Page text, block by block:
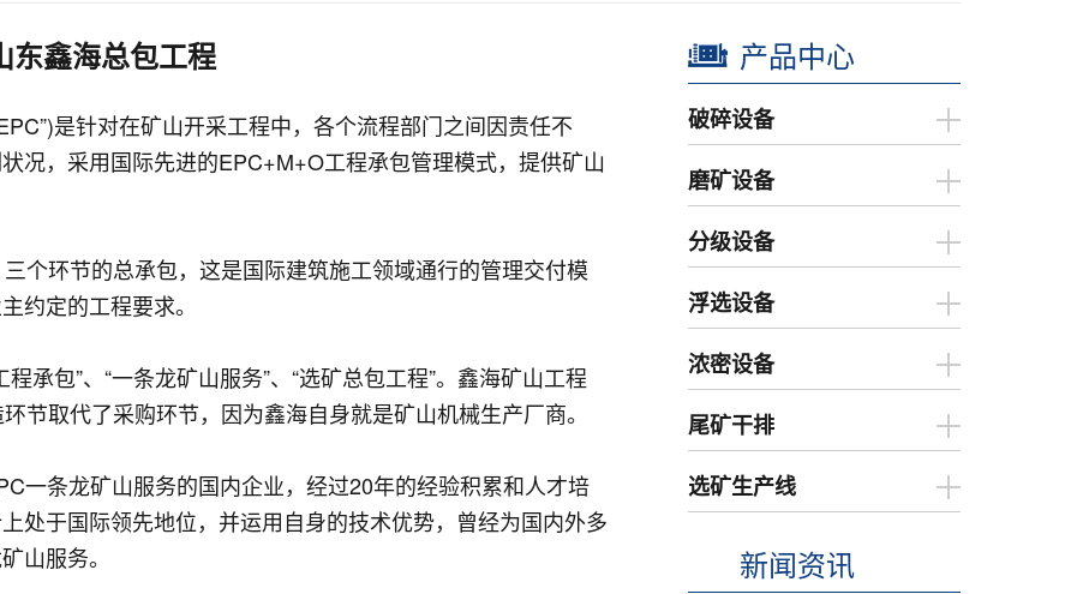
东鑫海总包工程
是针对在矿山开采工程中，各个流程部门之间因责任不
况，采用国际先进的EPC+M+O工程承包管理模式，提供矿山
个环节的总承包，这是国际建筑施工领域通行的管理交付模
约定的工程要求。
承包”、“一条龙矿山服务”、“选矿总包工程”。鑫海矿山工程
节取代了采购环节，因为鑫海自身就是矿山机械生产厂商。
一条龙矿山服务的国内企业，经过20年的经验积累和人才培
处于国际领先地位，并运用自身的技术优势，曾经为国内外多
山服务。
产品中心
破碎设备
磨矿设备
分级设备
浮选设备
浓密设备
尾矿干排
选矿生产线
新闻资讯